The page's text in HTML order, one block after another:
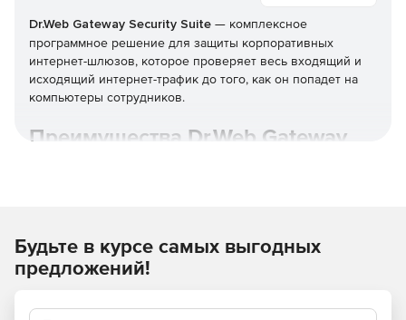
Dr.Web Gateway Security Suite — комплексное
программное решение для защиты корпоративных
интернет-шлюзов, которое проверяет весь входящий и
исходящий интернет-трафик до того, как он попадет на
компьютеры сотрудников.
Преимущества Dr.Web Gateway
Доставка только безопасного контента внутрь
защищаемой сети.
Действенная очистка информационного потока на
Будьте в курсе самых выгодных
предложений!